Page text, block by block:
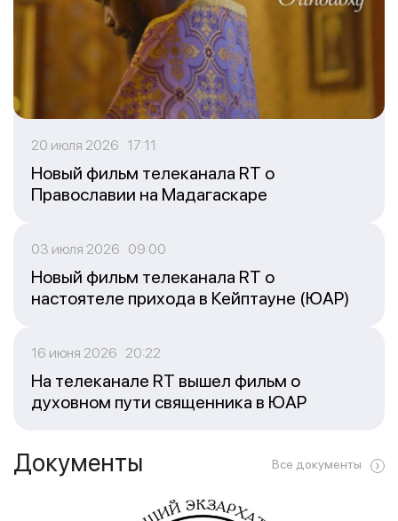
20 июля 2026 17:11
Новый фильм телеканала RT о
Православии на Мадагаскаре
03 июля 2026 09:00
Новый фильм телеканала RT о
настоятеле прихода в Кейптауне (ЮАР)
16 июня 2026 20:22
На телеканале RT вышел фильм о
духовном пути священника в ЮАР
Документы Все документы